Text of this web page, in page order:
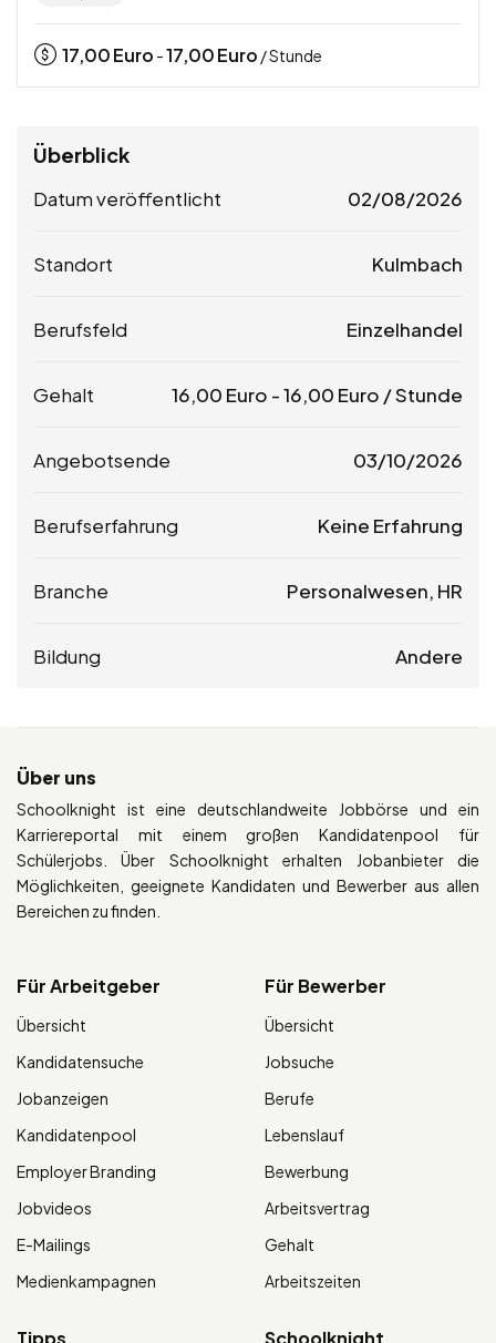
17,00Euro -17,00Euro / Stunde
Überblick
Datum veröffentlicht 02/08/2026
Standort Kulmbach
Berufsfeld Einzelhandel
Gehalt 16,00 Euro -16,00 Euro / Stunde
Angebotsende 03/10/2026
Berufserfahrung Keine Erfahrung
Branche Personalwesen, HR
Bildung Andere
Über uns
Schoolknight ist eine deutschlandweite Jobbörse und ein
Karriereportal mit einem großen Kandidatenpool für
Schülerjobs. Über Schoolknight erhalten Jobanbieter die
Möglichkeiten, geeignete Kandidaten und Bewerber aus allen
Bereichen zu finden.
Für Arbeitgeber
Übersicht
Kandidatensuche
Jobanzeigen
Kandidatenpool
Employer Branding
Jobvideos
E-Mailings
Medienkampagnen
Für Bewerber
Übersicht
Jobsuche
Berufe
Lebenslauf
Bewerbung
Arbeitsvertrag
Gehalt
Arbeitszeiten
Tipps Schoolknight